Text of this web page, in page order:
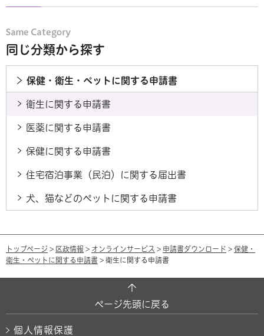
同じ分類から探す
保健・衛生・ペットに関する申請書
衛生に関する申請書
医薬に関する申請書
保健に関する申請書
住宅宿泊事業（民泊）に関する届出書
犬、猫などのペットに関する申請書
トップページ > 区政情報 > オンラインサービス > 申請書ダウンロード > 保健・
衛生・ペットに関する申請書 > 衛生に関する申請書
ページ先頭に戻る
個人情報保護